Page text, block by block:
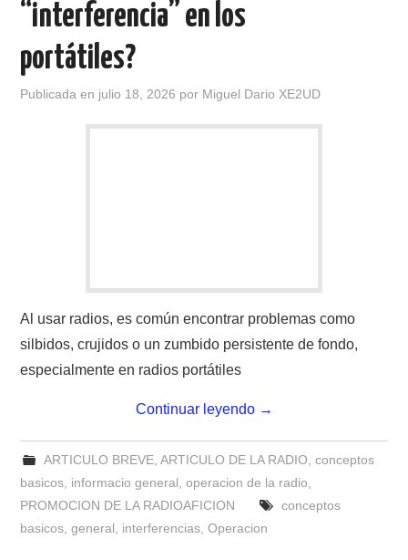
PROMOCIÓN DE LA RADIO AFICIÓN
PROPAGACIÓN
WAVELOG
AUTENTIFICACIÓN DE MIEMBROS DEL
“interferencia” en los
portátiles?
Publicada en julio 18, 2026 por Miguel Dario XE2UD
Al usar radios, es común encontrar problemas como
silbidos, crujidos o un zumbido persistente de fondo,
especialmente en radios portátiles
Continuar leyendo →
ARTICULO BREVE, ARTICULO DE LA RADIO, conceptos
basicos, informacio general,operacion de la radio,
PROMOCION DE LA RADIOAFICION
conceptos
basicos,general, interferencias,Operacion